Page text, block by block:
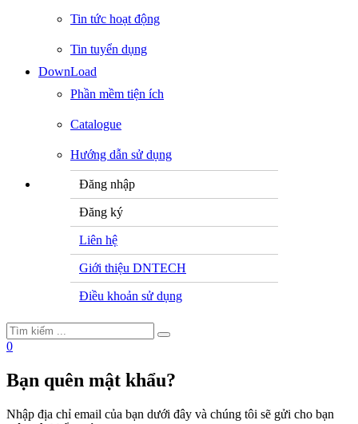
Tin tức hoạt động
Tin tuyển dụng
DownLoad
Phần mềm tiện ích
Catalogue
Hướng dẫn sử dụng
Đăng nhập
Đăng ký
Liên hệ
Giới thiệu DNTECH
Điều khoản sử dụng
0
Bạn quên mật khẩu?
Nhập địa chỉ email của bạn dưới đây và chúng tôi sẽ gửi cho bạn